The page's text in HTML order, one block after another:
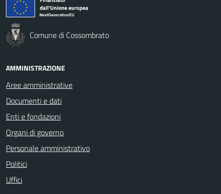
Comune di Cossombrato
AMMINISTRAZIONE
Aree amministrative
Documenti e dati
Enti e fondazioni
Organi di governo
Personale amministrativo
Politici
Uffici